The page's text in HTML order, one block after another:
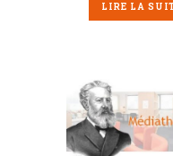
LIRE LA